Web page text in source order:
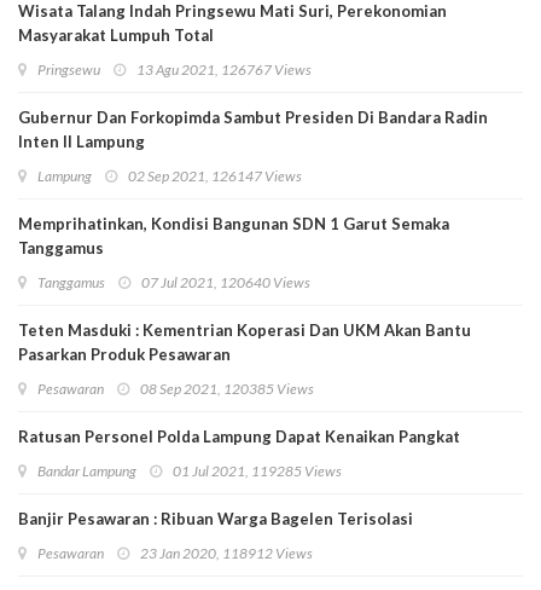
Wisata Talang Indah Pringsewu Mati Suri, Perekonomian
Masyarakat Lumpuh Total
Pringsewu 13 Agu 2021, 126767 Views
Gubernur Dan Forkopimda Sambut Presiden Di Bandara Radin
Inten II Lampung
Lampung 02 Sep 2021, 126147 Views
Memprihatinkan, Kondisi Bangunan SDN 1 Garut Semaka
Tanggamus
Tanggamus 07 Jul 2021, 120640 Views
Teten Masduki : Kementrian Koperasi Dan UKM Akan Bantu
Pasarkan Produk Pesawaran
Pesawaran 08 Sep 2021, 120385 Views
Ratusan Personel Polda Lampung Dapat Kenaikan Pangkat
Bandar Lampung 01 Jul 2021, 119285 Views
Banjir Pesawaran : Ribuan Warga Bagelen Terisolasi
Pesawaran 23 Jan 2020, 118912 Views